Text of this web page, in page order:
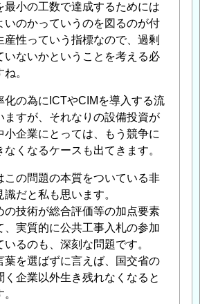
最小の工数で達成するためには
いのかっていうのを図るのが付
産性っていう指標なので、過剰
いないかということを考える必
。
化の為にICTやCIMを導入する流
ますが、それなりの設備投資が
小企業にとっては、もう競争に
くなるケースも出てきます。
この問題の本質をついている非
だと私も思います。
の技術が総合評価等の加点要素
、実質的に公共工事入札の参加
るのも、深刻な問題です。
葉を選ばずに言えば、国交省の
く企業以外生き残れなくなると